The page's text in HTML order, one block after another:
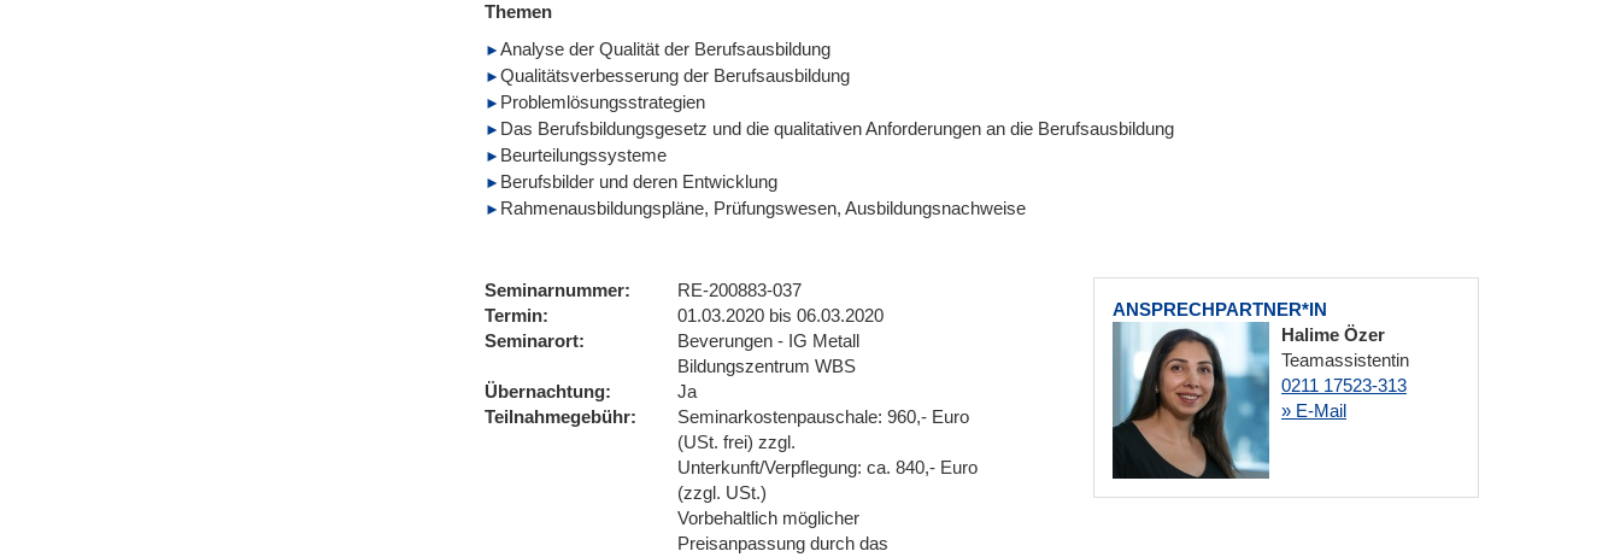
Themen
Analyse der Qualität der Berufsausbildung
Qualitätsverbesserung der Berufsausbildung
Problemlösungsstrategien
Das Berufsbildungsgesetz und die qualitativen Anforderungen an die Berufsausbildung
Beurteilungssysteme
Berufsbilder und deren Entwicklung
Rahmenausbildungspläne, Prüfungswesen, Ausbildungsnachweise
ANSPRECHPARTNER*IN
Halime Özer
Teamassistentin
0211 17523-313
» E-Mail
Seminarnummer
RE-200883-037
Termin
01.03.2020 bis 06.03.2020
Seminarort
Beverungen - IG Metall
Bildungszentrum WBS
Übernachtung
Ja
Teilnahmegebühr
Seminarkostenpauschale: 960,- Euro
(USt. frei) zzgl.
Unterkunft/Verpflegung: ca. 840,- Euro
(zzgl. USt.)
Vorbehaltlich möglicher
Preisanpassung durch das